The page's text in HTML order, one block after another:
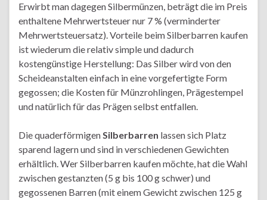
Erwirbt man dagegen Silbermünzen, beträgt die im Preis
enthaltene Mehrwertsteuer nur 7 % (verminderter
Mehrwertsteuersatz). Vorteile beim Silberbarren kaufen
ist wiederum die relativ simple und dadurch
kostengünstige Herstellung: Das Silber wird von den
Scheideanstalten einfach in eine vorgefertigte Form
gegossen; die Kosten für Münzrohlingen, Prägestempel
und natürlich für das Prägen selbst entfallen.
Die quaderförmigenSilberbarren lassen sich Platz
sparend lagern und sind in verschiedenen Gewichten
erhältlich. Wer Silberbarren kaufen möchte, hat die Wahl
zwischen gestanzten (5 g bis 100 g schwer) und
gegossenen Barren (mit einem Gewicht zwischen 125 g